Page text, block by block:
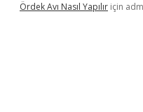
Ördek Avı Nasıl Yapılır için